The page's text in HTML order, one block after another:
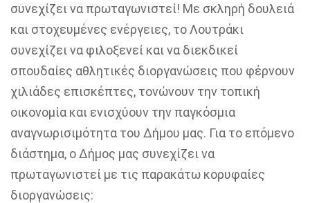
συνεχίζει να πρωταγωνιστεί! Με σκληρή δουλειά
και στοχευμένες ενέργειες, το Λουτράκι
συνεχίζει να φιλοξενεί και να διεκδικεί
σπουδαίες αθλητικές διοργανώσεις που φέρνουν
χιλιάδες επισκέπτες, τονώνουν την τοπική
οικονομία και ενισχύουν την παγκόσμια
αναγνωρισιμότητα του Δήμου μας. Για το επόμενο
διάστημα, ο Δήμος μας συνεχίζει να
πρωταγωνιστεί με τις παρακάτω κορυφαίες
διοργανώσεις: